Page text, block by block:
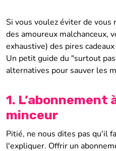
Si vous voulez éviter de vous
des amoureux malchanceux,
exhaustive) des pires
Un petit guide du "surtout
alternatives pour sauver les
1. L’abonnement
minceur
Pitié, ne nous dites pas qu'il
l'expliquer. Offrir un